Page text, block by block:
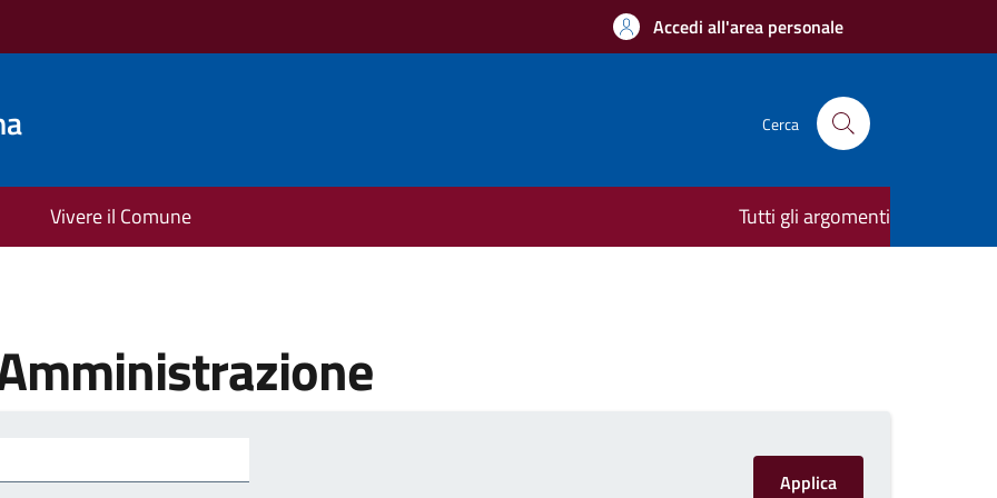
Accedi all'area personale
Cerca
Vivere il Comune Tutti gli argomenti